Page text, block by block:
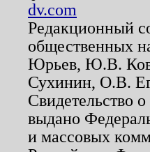
dv.com
Редакционный
общественных
Юрьев, Ю.В.
Сухинин, О.В.
Свидетельство
выдано
и массовых